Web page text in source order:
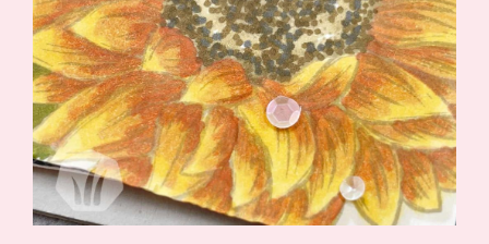
Suche Impressum Datenschutz